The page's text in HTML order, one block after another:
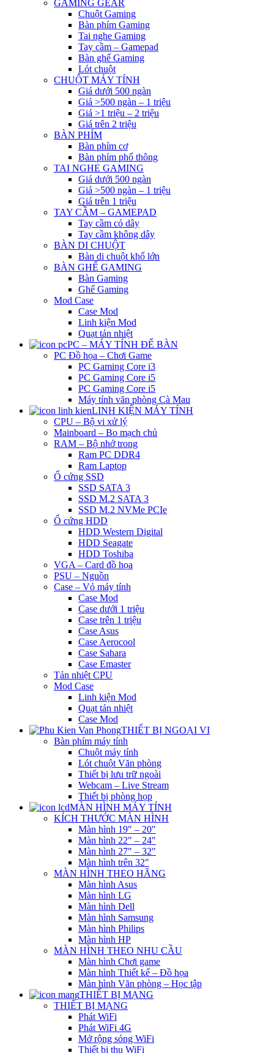
GAMING GEAR
Chuột Gaming
Bàn phím Gaming
Tai nghe Gaming
Tay cầm – Gamepad
Bàn ghế Gaming
Lót chuột
CHUỘT MÁY TÍNH
Giá dưới 500 ngàn
Giá >500 ngàn – 1 triệu
Giá >1 triệu – 2 triệu
Giá trên 2 triệu
BÀN PHÍM
Bàn phím cơ
Bàn phím phổ thông
TAI NGHE GAMING
Giá dưới 500 ngàn
Giá >500 ngàn – 1 triệu
Giá trên 1 triệu
TAY CẦM – GAMEPAD
Tay cầm có dây
Tay cầm không dây
BÀN DI CHUỘT
Bàn di chuột khổ lớn
BÀN GHẾ GAMING
Bàn Gaming
Ghế Gaming
Mod Case
Case Mod
Linh kiện Mod
Quạt tản nhiệt
PC – MÁY TÍNH ĐỂ BÀN
PC Đồ họa – Chơi Game
PC Gaming Core i3
PC Gaming Core i5
PC Gaming Core i5
Máy tính văn phòng Cà Mau
LINH KIỆN MÁY TÍNH
CPU – Bộ vi xử lý
Mainboard – Bo mạch chủ
RAM – Bộ nhớ trong
Ram PC DDR4
Ram Laptop
Ổ cứng SSD
SSD SATA 3
SSD M.2 SATA 3
SSD M.2 NVMe PCIe
Ổ cứng HDD
HDD Western Digital
HDD Seagate
HDD Toshiba
VGA – Card đồ họa
PSU – Nguồn
Case – Vỏ máy tính
Case Mod
Case dưới 1 triệu
Case trên 1 triệu
Case Asus
Case Aerocool
Case Sahara
Case Emaster
Tản nhiệt CPU
Mod Case
Linh kiện Mod
Quạt tản nhiệt
Case Mod
THIẾT BỊ NGOẠI VI
Bàn phím máy tính
Chuột máy tính
Lót chuột Văn phòng
Thiết bị lưu trữ ngoài
Webcam – Live Stream
Thiết bị phòng họp
MÀN HÌNH MÁY TÍNH
KÍCH THƯỚC MÀN HÌNH
Màn hình 19″ – 20″
Màn hình 22″ – 24″
Màn hình 27″ – 32″
Màn hình trên 32″
MÀN HÌNH THEO HÃNG
Màn hình Asus
Màn hình LG
Màn hình Dell
Màn hình Samsung
Màn hình Philips
Màn hình HP
MÀN HÌNH THEO NHU CẦU
Màn hình Chơi game
Màn hình Thiết kế – Đồ họa
Màn hình Văn phòng – Học tập
THIẾT BỊ MẠNG
THIẾT BỊ MẠNG
Phát WiFi
Phát WiFi 4G
Mở rộng sóng WiFi
Thiết bị thu WiFi